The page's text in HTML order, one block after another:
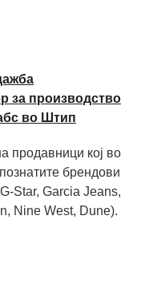
за производство
во Штип
продавници кој во
брендови
Star, Garcia Jeans,
Nine West, Dune).